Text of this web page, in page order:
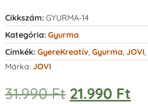
Cikkszám: GYURMA-14
Kategória: Gyurma
Címkék: GyereKreatív Gyurma JOVI
Márka: JOVI
31.990Ft 21.990 Ft